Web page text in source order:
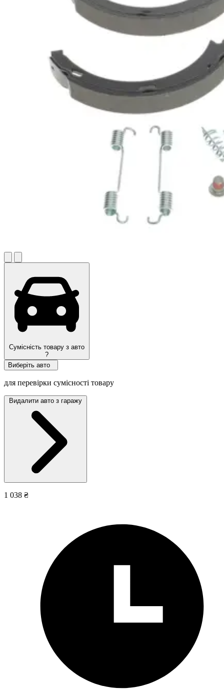
Сумісність товару з авто
?
Виберіть авто
для перевірки сумісності товару
Видалити авто з гаражу
1 038 ₴